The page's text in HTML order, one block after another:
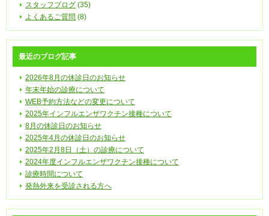
スタッフブログ (35)
よくあるご質問 (8)
最近のブログ記事
2026年8月の休診日のお知らせ
年末年始の診療について
WEB予約方法などの変更について
2025年インフルエンザワクチン接種について
8月の休診日のお知らせ
2025年4月の休診日のお知らせ
2025年2月8日（土）の診療について
2024年度インフルエンザワクチン接種について
診療時間について
発熱外来を受診される方へ